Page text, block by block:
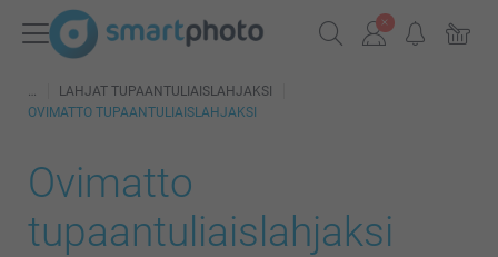
LAHJAT TUPAANTULIAISLAHJAKSI
OVIMATTO TUPAANTULIAISLAHJAKSI
Ovimatto
tupaantuliaislahjaksi